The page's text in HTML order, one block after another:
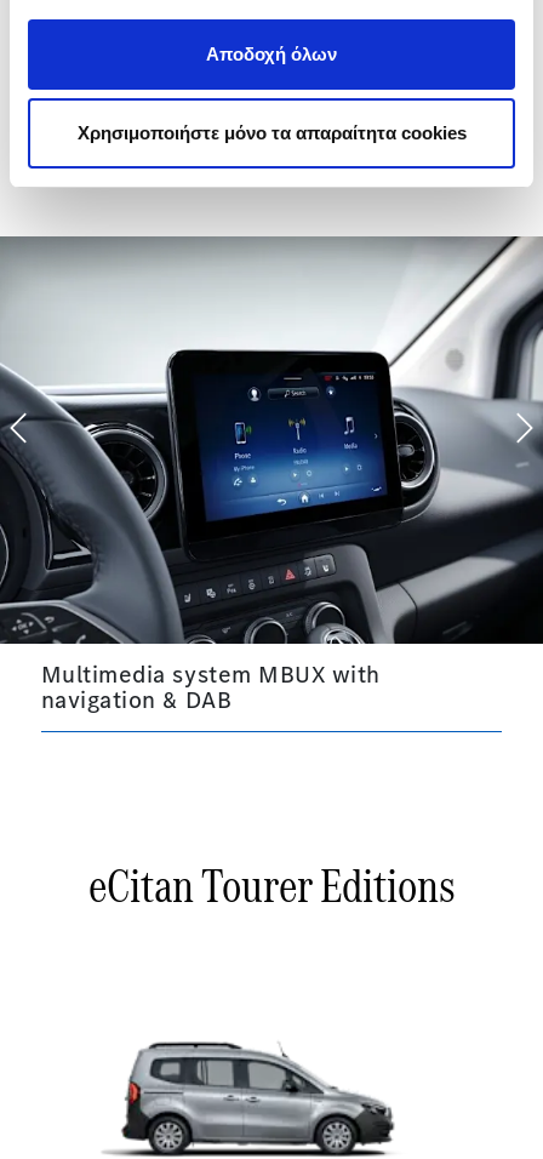
Αποδοχή όλων
Χρησιμοποιήστε μόνο τα απαραίτητα cookies
Key Equipment Features of the
eCitan Tourer
Multimedia system MBUX with
navigation & DAB
Previous
eCitan Tourer Editions